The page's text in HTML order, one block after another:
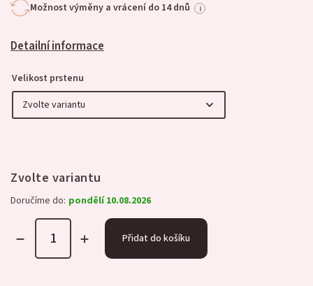
Možnost výměny a vrácení do 14 dnů i
Detailní informace
Velikost prstenu
Zvolte variantu
Doručíme do: pondělí 10.08.2026
Přidat do košíku